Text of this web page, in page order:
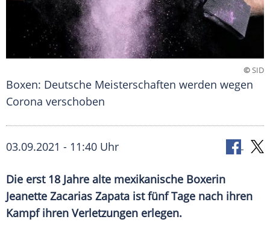
©SID
Boxen: Deutsche Meisterschaften werden wegen
Corona verschoben
03.09.2021 - 11:40 Uhr
Die erst 18 Jahre alte mexikanische Boxerin
Jeanette Zacarias Zapata ist fünf Tage nach ihren
Kampf ihren Verletzungen erlegen.